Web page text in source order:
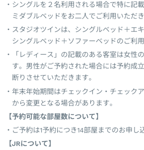
シングルを２名利用される場合で特に記
ミダブルベッドをお二人でご利用いただき
スタジオツインは、シングルベッド＋エ
シングルベッド＋ソファーベッドのご利用
「レディース」の記載のある客室は女性
す。男性がご予約された場合には予約成
断りさせていただきます。
年末年始期間はチェックイン・チェック
から変更となる場合があります。
【予約可能な部屋数について】
ご予約は1予約につき14部屋までのお申し
【JRについて】